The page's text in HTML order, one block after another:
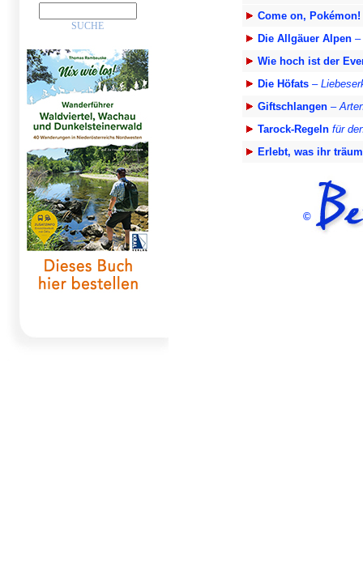
Come on, Pokémon!
Die Allgäuer Alpen –
Wie hoch ist der
Die Höfats –
Giftschlangen–
Tarock-Regelnfür
Erlebt, was ihr
©